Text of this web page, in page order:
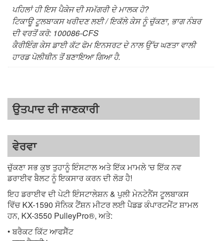
ਪਹਿਲਾਂ ਹੀ ਇਸ ਪੈਕੇਜ ਦੀ ਸਮੱਗਰੀ ਦੇ ਮਾਲਕ ਹੋ?
ਟਿਕਾਊ ਟੂਲਬਾਕਸ ਖਰੀਦਣ ਲਈ / ਇਕੱਲੇ ਕੇਸ ਨੂੰ ਚੁੱਕਣਾ, ਭਾਗ ਨੰਬਰ
ਦੀ ਵਰਤੋਂ ਕਰੋ: 100086-CFS
ਕੈਰੀਇੰਗ ਕੇਸ ਡਾਈ ਕੱਟ ਫੋਮ ਇਨਸਰਟ ਦੇ ਨਾਲ ਉੱਚ ਘਣਤਾ ਵਾਲੀ
ਹਾਰਡ ਪੋਲੀਥੀਨ ਤੋਂ ਬਣਾਇਆ ਗਿਆ ਹੈ.
ਉਤਪਾਦ ਦੀ ਜਾਣਕਾਰੀ
ਵੇਰਵਾ
ਚੁੱਕਣਾ ਸਭ ਕੁਝ ਤੁਹਾਨੂੰ ਇੰਸਟਾਲ ਅਤੇ ਇੱਕ ਮਾਮਲੇ 'ਚ ਇੱਕ ਨਵ
ਡਰਾਈਵ ਬੈਲਟ ਨੂੰ ਇਕਸਾਰ ਕਰਨ ਦੀ ਲੋੜ ਹੈ!
ਇਹ ਡਰਾਈਵ ਦੀ ਪੇਟੀ ਇੰਸਟਾਲੇਸ਼ਨ & ਪੁਲੀ ਮੇਨਟੇਨੈਂਸ ਟੂਲਬਾਕਸ
ਵਿੱਚ KX-1590 ਸੋਨਿਕ ਟੈਂਸ਼ਨ ਮੀਟਰ ਲਈ ਪੈਡਡ ਕੰਪਾਰਟਮੈਂਟ ਸ਼ਾਮਲ
ਹਨ, KX-3550 PulleyPro®, ਅਤੇ:
• ਬਰੈਕਟ ਕਿੱਟ ਆਫਸੈੱਟ